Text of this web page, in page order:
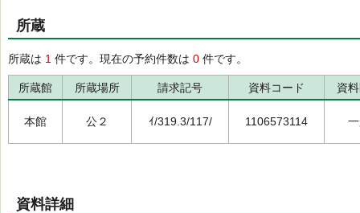
所蔵
所蔵は 1 件です。現在の予約件数は 0 件です。
所蔵館 所蔵場所 請求記号 資料コード 資
本館 公２ ｲ/319.3/117/ 1106573114
資料詳細